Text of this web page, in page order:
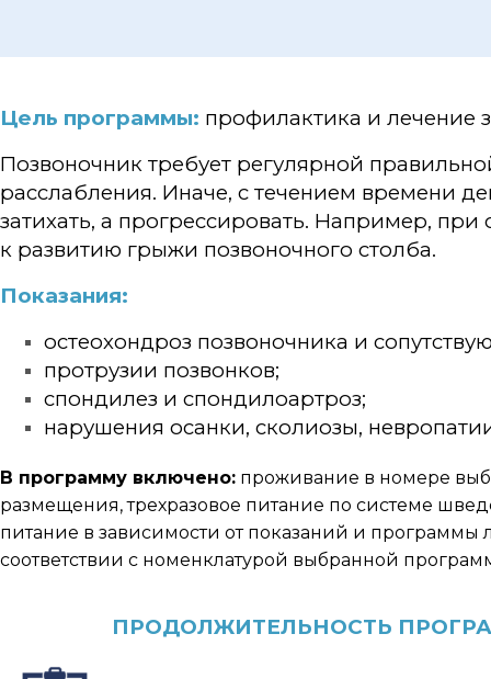
Цель программы: профилактика и лечение
Позвоночник требует регулярной
расслабления. Иначе, с течением времени
затихать, а прогрессировать. Например,
к развитию грыжи позвоночного столба.
Показания:
остеохондроз позвоночника и
протрузии позвонков;
спондилез и спондилоартроз;
нарушения осанки, сколиозы,
В программу включено: проживание в номере
размещения, трехразовое питание по системе
питание в зависимости от показаний и
соответствии с номенклатурой выбранной
ПРОДОЛЖИТЕЛЬНОСТЬ